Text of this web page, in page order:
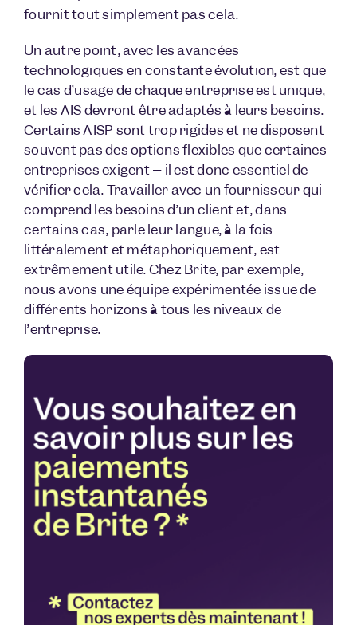
fournit tout simplement pas cela.
Un autre point, avec les avancées
technologiques en constante évolution, est que
le cas d’usage de chaque entreprise est unique,
et les AIS devront être adaptés à leurs besoins.
Certains AISP sont trop rigides et ne disposent
souvent pas des options flexibles que certaines
entreprises exigent – il est donc essentiel de
vérifier cela. Travailler avec un fournisseur qui
comprend les besoins d’un client et, dans
certains cas, parle leur langue, à la fois
littéralement et métaphoriquement, est
extrêmement utile. Chez Brite, par exemple,
nous avons une équipe expérimentée issue de
différents horizons à tous les niveaux de
l’entreprise.